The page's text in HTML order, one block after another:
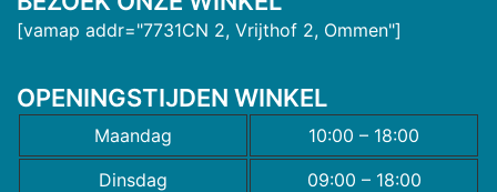
[vamap addr="7731CN 2, Vrijthof 2, Ommen"]
OPENINGSTIJDEN WINKEL
Maandag
10:00 – 18:00
Dinsdag
09:00 – 18:00